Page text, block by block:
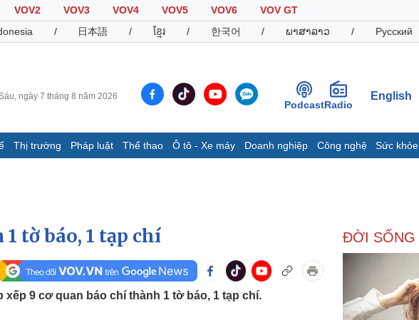
VOV2 VOV3 VOV4 VOV5 VOV6
VOV GT
/ 日本語 / ខ្មែរ / 한국어 / ພາສາລາວ / Русский
ngày 7 tháng 8 năm 2026
PodcastRadio
English
Thị trường Pháp luật Thể thao Ô tô - Xe máy Doanh nghiệp Công nghệ Sức khỏe
Infographic
Thể thao
Ô tô - Xe máy
Thông tin doanh nghiệp
tờ báo, 1 tạp chí
9 cơ quan báo chí thành 1 tờ báo, 1 tạp chí.
ĐỜI SỐNG